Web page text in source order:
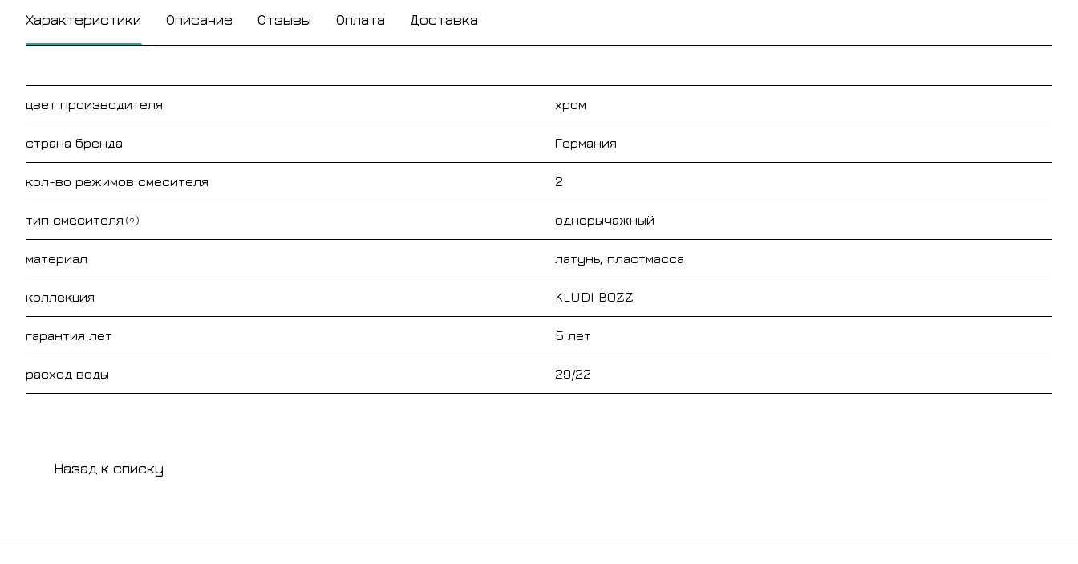
Характеристики Описание Отзывы Оплата Доставка
цвет производителя хром
страна бренда Германия
кол-во режимов смесителя 2
тип смесителя ? однорычажный
материал латунь, пластмасса
коллекция KLUDI BOZZ
гарантия лет 5 лет
расход воды 29/22
Назад к списку